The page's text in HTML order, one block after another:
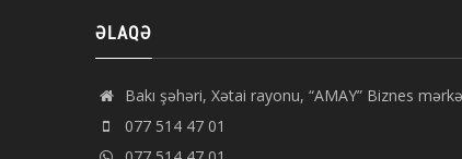
ƏLAQƏ
Bakı şəhəri, Xətai rayonu, “AMAY” Biznes
077 514 47 01